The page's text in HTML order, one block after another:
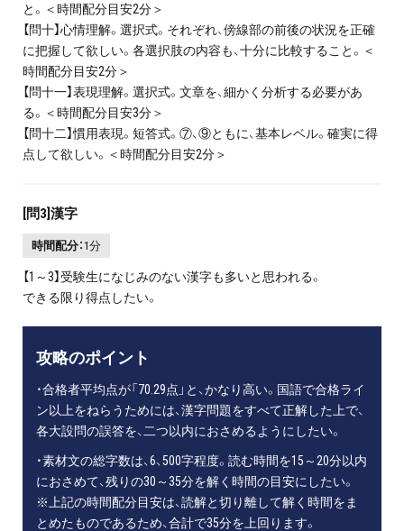
と。＜時間配分目安2分＞
【問十】心情理解。選択式。それぞれ、傍線部の前後の状況を正確
に把握して欲しい。各選択肢の内容も、十分に比較すること。＜
時間配分目安2分＞
【問十一】表現理解。選択式。文章を、細かく分析する必要があ
る。＜時間配分目安3分＞
【問十二】慣用表現。短答式。⑦、⑨ともに、基本レベル。確実に得
点して欲しい。＜時間配分目安2分＞
[問3]漢字
時間配分：1分
【1～3】受験生になじみのない漢字も多いと思われる。
できる限り得点したい。
攻略のポイント
・合格者平均点が「70.29点」と、かなり高い。国語で合格ライ
ン以上をねらうためには、漢字問題をすべて正解した上で、
各大設問の誤答を、二つ以内におさめるようにしたい。
・素材文の総字数は、6、500字程度。読む時間を15～20分以内
におさめて、残りの30～35分を解く時間の目安にしたい。
※上記の時間配分目安は、読解と切り離して解く時間をま
とめたものであるため、合計で35分を上回ります。